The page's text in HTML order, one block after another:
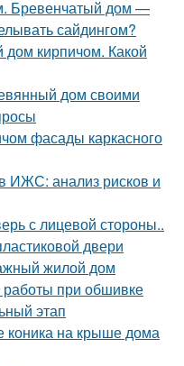
Бревенчатый дом —
сайдингом?
дом кирпичом. Какой
дом своими
фасады каркасного
ИЖС: анализ рисков и
с лицевой стороны..
двери
жилой дом
при обшивке
этап
коника на крыше дома